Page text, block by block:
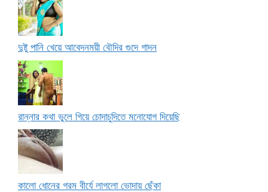
দুষ্টু পানি খেয়ে আবেদনময়ী বৌদির গুদে গাদন
রান্নার কথা ভুলে গিয়ে চোদাচুদিতে মনোযোগ দিয়েছি
কালো ধোনের গরম বীর্যে লাগলো ভোদায় ছেঁকা